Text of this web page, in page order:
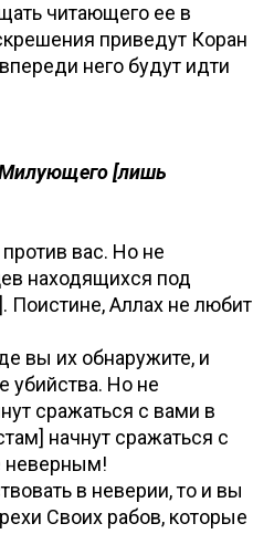
читающего ее в
него будут идти
Милующего [лишь
вас. Но не
находящихся под
Поистине, Аллах не любит
вы их обнаружите, и
убийства. Но не
сражаться с вами в
начнут сражаться с
неверным!
в неверии, то и вы
Своих рабов, которые